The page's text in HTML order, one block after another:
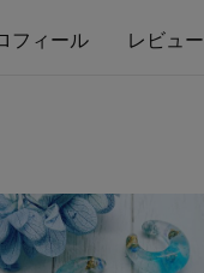
フィール レビュー